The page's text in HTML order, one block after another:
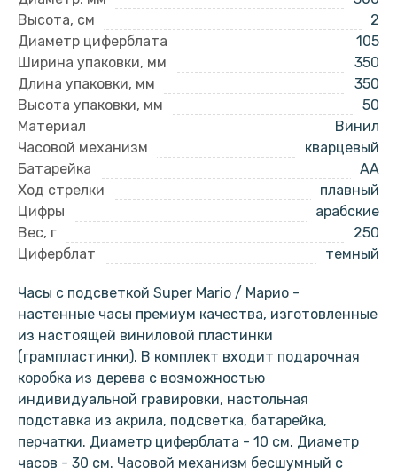
Высота, см
2
Диаметр циферблата
105
Ширина упаковки, мм
350
Длина упаковки, мм
350
Высота упаковки, мм
50
Материал
Винил
Часовой механизм
кварцевый
Батарейка
AA
Ход стрелки
плавный
Цифры
арабские
Вес, г
250
Циферблат
темный
Часы с подсветкой Super Mario / Марио -
настенные часы премиум качества, изготовленные
из настоящей виниловой пластинки
(грампластинки). В комплект входит подарочная
коробка из дерева с возможностью
индивидуальной гравировки, настольная
подставка из акрила, подсветка, батарейка,
перчатки. Диаметр циферблата - 10 см. Диаметр
часов - 30 см. Часовой механизм бесшумный с